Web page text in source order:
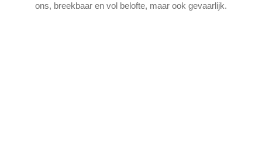
ons, breekbaar en vol belofte, maar ook gevaarlijk.